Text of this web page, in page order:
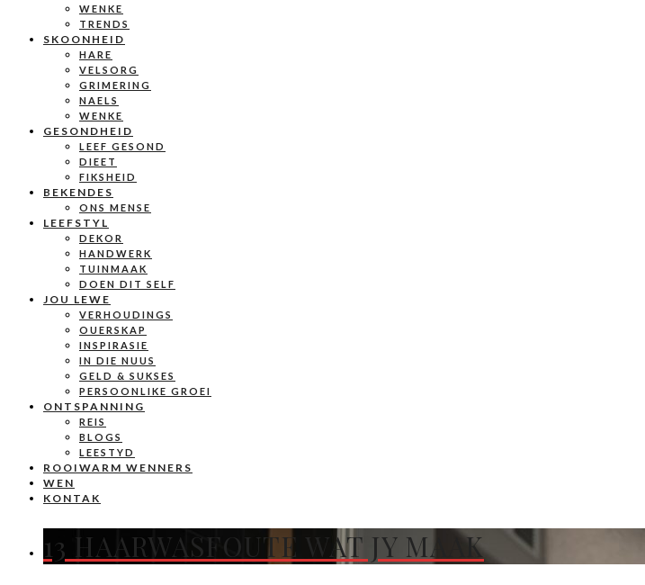
WENKE
TRENDS
SKOONHEID
HARE
VELSORG
GRIMERING
NAELS
WENKE
GESONDHEID
LEEF GESOND
DIEET
FIKSHEID
BEKENDES
ONS MENSE
LEEFSTYL
DEKOR
HANDWERK
TUINMAAK
DOEN DIT SELF
JOU LEWE
VERHOUDINGS
OUERSKAP
INSPIRASIE
IN DIE NUUS
GELD & SUKSES
PERSOONLIKE GROEI
ONTSPANNING
REIS
BLOGS
LEESTYD
ROOIWARM WENNERS
WEN
KONTAK
13 HAARWASFOUTE WAT JY MAAK